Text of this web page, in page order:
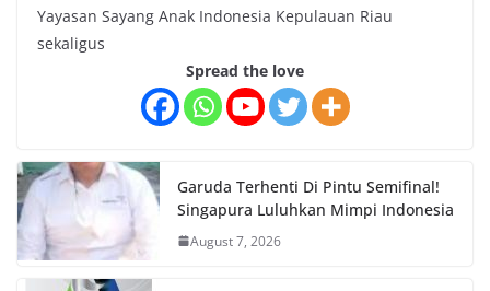
Yayasan Sayang Anak Indonesia Kepulauan Riau
sekaligus
Spread the love
Garuda Terhenti Di Pintu Semifinal!
Singapura Luluhkan Mimpi Indonesia
August 7, 2026